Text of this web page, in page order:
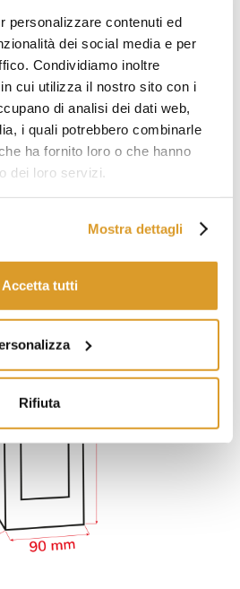
personalizzare contenuti ed
dei social media e per
Condividiamo inoltre
cui utilizza il nostro sito con i
di analisi dei dati web,
i quali potrebbero combinarle
ha fornito loro o che hanno
dei loro servizi.
Mostra dettagli
Accetta tutti
Rifiuta